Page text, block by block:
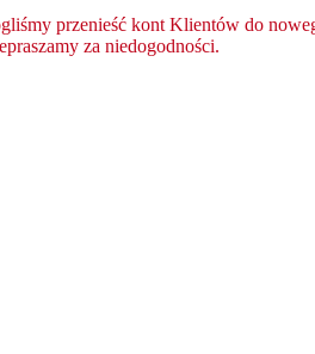
przenieść kont Klientów do
za niedogodności.